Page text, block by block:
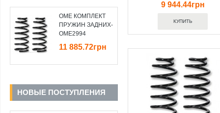
OME КОМПЛЕКТ
ПРУЖИН ЗАДНИХ-
OME2994
11 885.72грн
НОВЫЕ ПОСТУПЛЕНИЯ
9 944.44грн